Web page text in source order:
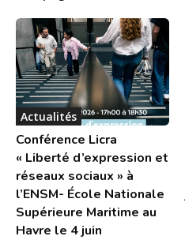
Actualités
Conférence Licra
« Liberté d’expression et
réseaux sociaux » à
l’ENSM- École Nationale
Supérieure Maritime au
Havre le 4 juin